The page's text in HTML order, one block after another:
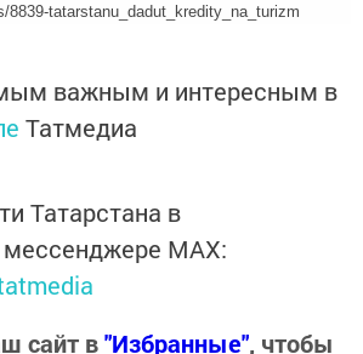
8839-tatarstanu_dadut_kredity_na_turizm
важным и интересным в
Татмедиа
Татарстана в
MАХ:
сайт в"Избранные", чтобы